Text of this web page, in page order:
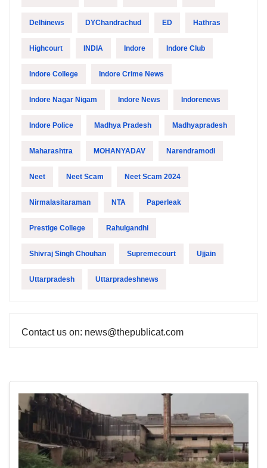
Delhinews DYChandrachud ED Hathras
Highcourt INDIA Indore Indore Club
Indore College Indore Crime News
Indore Nagar Nigam Indore News Indorenews
Indore Police Madhya Pradesh Madhyapradesh
Maharashtra MOHANYADAV Narendramodi
Neet Neet Scam Neet Scam 2024
Nirmalasitaraman NTA Paperleak
Prestige College Rahulgandhi
Shivraj Singh Chouhan Supremecourt Ujjain
Uttarpradesh Uttarpradeshnews
Contact us on: news@thepublicat.com